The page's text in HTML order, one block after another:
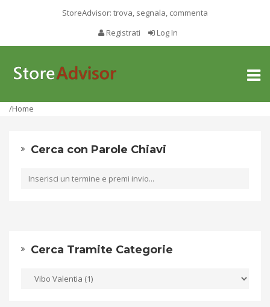
StoreAdvisor: trova, segnala, commenta
Registrati
Log In
Toggle
/Home
Cerca con Parole Chiavi
Cerca Tramite Categorie